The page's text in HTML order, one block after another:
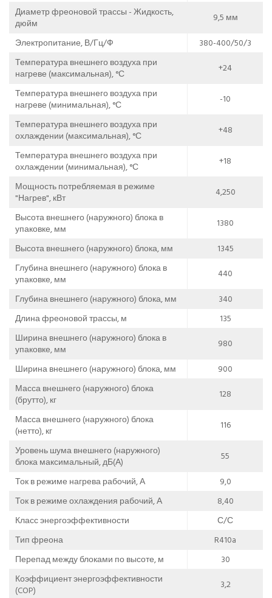
Диаметр фреоновой трассы - Жидкость,
дюйм
9,5 мм
Электропитание, В/Гц/Ф
380-400/50/3
Температура внешнего воздуха при
нагреве (максимальная), °С
+24
Температура внешнего воздуха при
нагреве (минимальная), °С
-10
Температура внешнего воздуха при
охлаждении (максимальная), °С
+48
Температура внешнего воздуха при
охлаждении (минимальная), °С
+18
Мощность потребляемая в режиме
"Нагрев", кВт
4,250
Высота внешнего (наружного) блока в
упаковке, мм
1380
Высота внешнего (наружного) блока, мм
1345
Глубина внешнего (наружного) блока в
упаковке, мм
440
Глубина внешнего (наружного) блока, мм
340
Длина фреоновой трассы, м
135
Ширина внешнего (наружного) блока в
упаковке, мм
980
Ширина внешнего (наружного) блока, мм
900
Масса внешнего (наружного) блока
(брутто), кг
128
Масса внешнего (наружного) блока
(нетто), кг
116
Уровень шума внешнего (наружного)
блока максимальный, дБ(А)
55
Ток в режиме нагрева рабочий, А
9,0
Ток в режиме охлаждения рабочий, А
8,40
Класс энергоэффективности
С/С
Тип фреона
R410a
Перепад между блоками по высоте, м
30
Коэффициент энергоэффективности
(COP)
3,2